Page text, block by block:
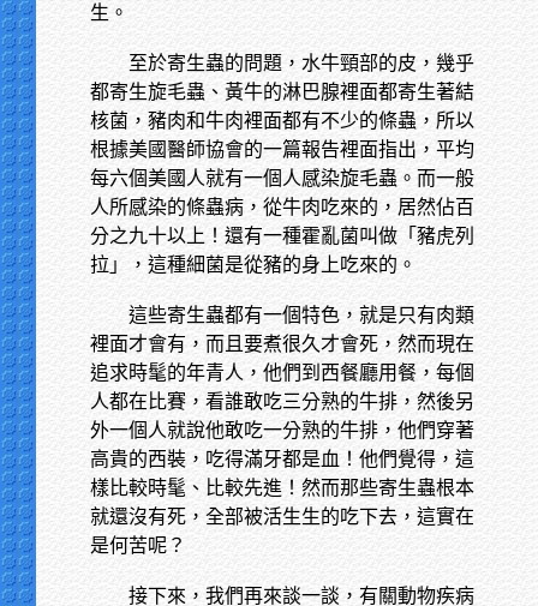
生。
至於寄生蟲的問題，水牛頸部的皮，幾乎
都寄生旋毛蟲、黃牛的淋巴腺裡面都寄生著結
核菌，豬肉和牛肉裡面都有不少的條蟲，所以
根據美國醫師協會的一篇報告裡面指出，平均
每六個美國人就有一個人感染旋毛蟲。而一般
人所感染的條蟲病，從牛肉吃來的，居然佔百
分之九十以上！還有一種霍亂菌叫做「豬虎列
拉」，這種細菌是從豬的身上吃來的。
這些寄生蟲都有一個特色，就是只有肉類
裡面才會有，而且要煮很久才會死，然而現在
追求時髦的年青人，他們到西餐廳用餐，每個
人都在比賽，看誰敢吃三分熟的牛排，然後另
外一個人就說他敢吃一分熟的牛排，他們穿著
高貴的西裝，吃得滿牙都是血！他們覺得，這
樣比較時髦、比較先進！然而那些寄生蟲根本
就還沒有死，全部被活生生的吃下去，這實在
是何苦呢？
接下來，我們再來談一談，有關動物疾病